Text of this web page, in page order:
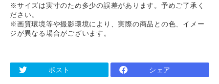
※サイズは実寸のため多少の誤差があります。予めご了承く
ださい。
※画質環境等や撮影環境により、実際の商品との色、イメー
ジが異なる場合がございます。
ポスト シェア